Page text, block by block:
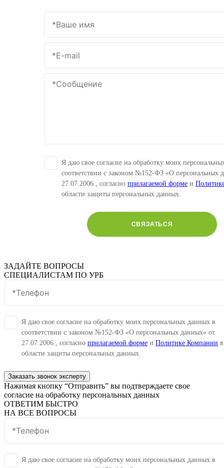
Я даю свое согласие на обработку моих
соответствии с законом №152-ФЗ «О персональных
27.07.2006., согласно прилагаемой форме и
области защиты персональных данных.
СВЯЗАТЬСЯ
ЗАДАЙТЕ ВОПРОСЫ
СПЕЦИАЛИСТАМ ПО УРБ
Я даю свое согласие на обработку моих персональных данных в
соответствии с законом №152-ФЗ «О персональных данных» от
27.07.2006., согласно прилагаемой форме и Политике Компании в
области защиты персональных данных.
Заказать звонок эксперту
Нажимая кнопку “Отправить” вы подтверждаете свое
согласие на обработку персональных данных
ОТВЕТИМ БЫСТРО
НА ВСЕ ВОПРОСЫ
Я даю свое согласие на обработку моих персональных данных в